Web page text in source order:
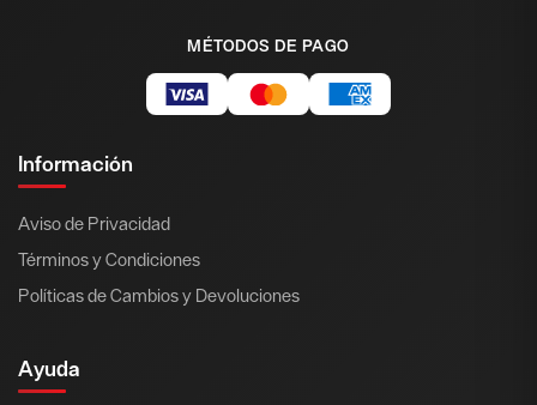
MÉTODOS DE PAGO
Información
Aviso de Privacidad
Términos y Condiciones
Políticas de Cambios y Devoluciones
Ayuda